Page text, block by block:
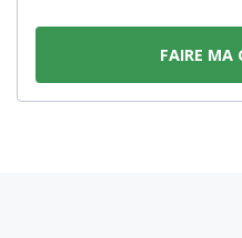
FAIRE MA